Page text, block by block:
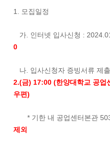
1. 모집일정
가. 인터넷 입사신청 :
0
나. 입사신청자 증빙서류 제
2.(금) 17:00 (한양대학교 공업
우편)
* 기한 내 공업센터본관
제외